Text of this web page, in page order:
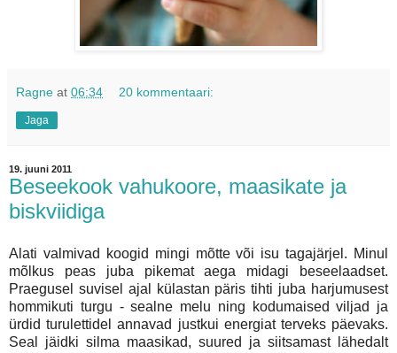
Ragne at 06:34 20 kommentaari:
Jaga
19. juuni 2011
Beseekook vahukoore, maasikate ja
biskviidiga
Alati valmivad koogid mingi mõtte või isu tagajärjel. Minul
mõlkus peas juba pikemat aega midagi beseelaadset.
Praegusel suvisel ajal külastan päris tihti juba harjumusest
hommikuti turgu - sealne melu ning kodumaised viljad ja
ürdid turulettidel annavad justkui energiat terveks päevaks.
Seal jäidki silma maasikad, suured ja siitsamast lähedalt